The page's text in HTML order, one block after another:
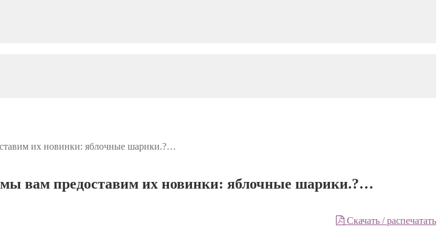
их новинки: яблочные шарики.?…
вам предоставим их новинки: яблочные шарики.?…
Скачать / распечатать